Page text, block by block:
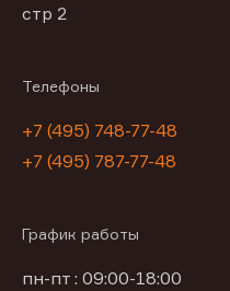
стр 2
Телефоны
+7 (495) 748-77-48
+7 (495) 787-77-48
График работы
пн-пт : 09:00-18:00